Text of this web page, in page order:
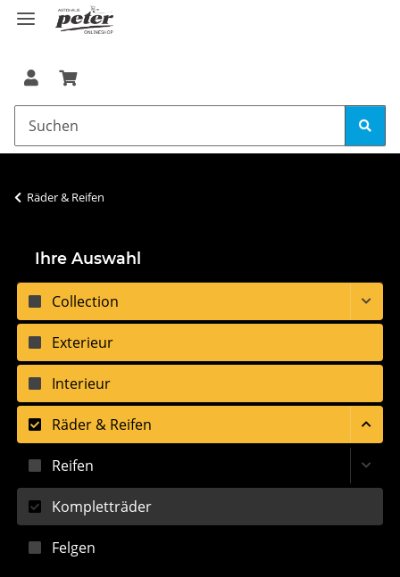
Räder & Reifen
Ihre Auswahl
Collection
Exterieur
Interieur
Räder & Reifen
Reifen
Kompletträder
Felgen